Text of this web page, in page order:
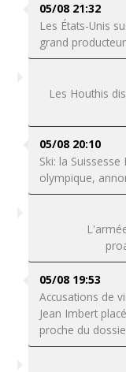
05/08 21:32
Les États-Unis
grand
Les Houthis
05/08 20:10
Ski: la
olympique,
05/08 19:53
Accusations de
Jean Imbert
proche du